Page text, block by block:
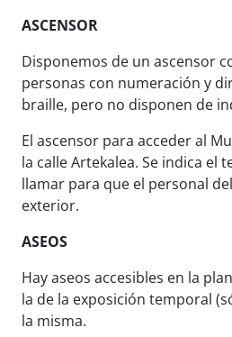
ASCENSOR
Disponemos de un ascensor
personas con numeración y
braille, pero no disponen de
El ascensor para acceder al
la calle Artekalea. Se indica el
llamar para que el personal
exterior.
ASEOS
Hay aseos accesibles en la
la de la exposición temporal
la misma.